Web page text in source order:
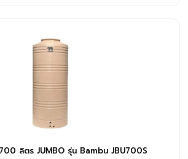
ลิตร JUMBO รุ่น Bambu JBU700S